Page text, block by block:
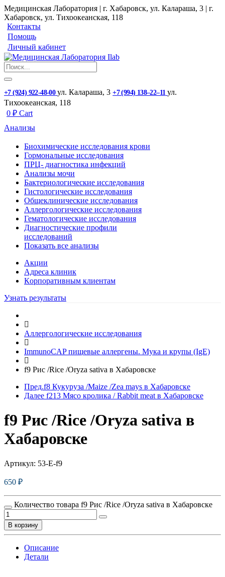
Медицинская Лаборатория | г. Хабаровск, ул. Калараша, 3 | г.
Хабаровск, ул. ​Тихоокеанская, 118
Контакты
Помощь
Личный кабинет
+7 (924) 922-48-00 ул. ​Калараша, 3 +7 (994) 138‒22‒11 ул. ​
Тихоокеанская, 118
0 ₽ Cart
Анализы
Биохимические исследования крови
Гормональные исследования
ПРЦ- диагностика инфекций
Анализы мочи
Бактериологические исследования
Гистологические исследования
Общеклинические исследования
Аллергологические исследования
Гематологические исследования
Диагностические профили
исследований
Показать все анализы
Акции
Адреса клиник
Кoрпоративным клиентам
Узнать результаты
Аллергологические исследования
ImmunoCAP пищевые аллергены. Мука и крупы (IgE)
f9 Рис /Rice /Oryza sativa в Хабаровске
Пред.f8 Кукуруза /Maize /Zea mays в Хабаровске
Далее f213 Мясо кролика / Rabbit meat в Хабаровске
f9 Рис /Rice /Oryza sativa в
Хабаровске
Артикул: 53-E-f9
650 ₽
Количество товара f9 Рис /Rice /Oryza sativa в Хабаровске
В корзину
Описание
Детали